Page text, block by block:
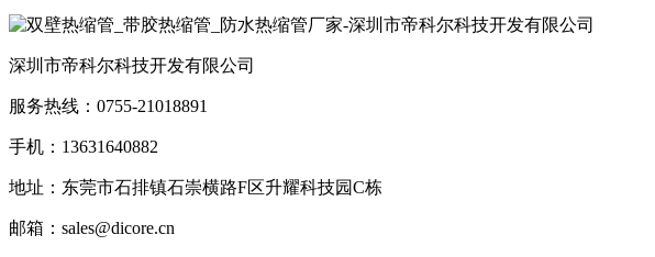
深圳市帝科尔科技开发有限公司
服务热线：0755-21018891
手机：13631640882
地址：东莞市石排镇石崇横路F区升耀科技园C栋
邮箱：sales@dicore.cn